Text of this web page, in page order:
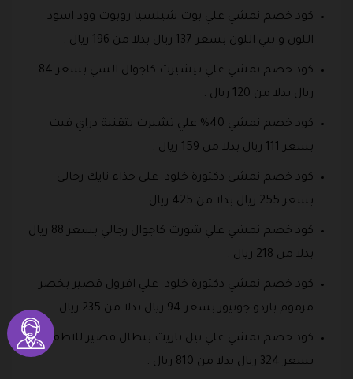
كود خصم نمشي علي بوت شيلسيا روبوت وود اسود
اللون و بني اللون بسعر 137 ريال بدلا من 196 ريال .
كود خصم نمشي علي تيشيرت كاجوال السي بسعر 84
ريال بدلا من 120 ريال .
كود خصم نمشي 40% علي تشيرت بتقنية دراي فيت
بسعر 111 ريال بدلا من 159 ريال .
كود خصم نمشي دكتورة خلود علي حذاء نايك رجالي
بسعر 255 ريال بدلا من 425 ريال .
كود خصم نمشي علي شورت كاجوال رجالي بسعر 88 ريال
بدلا من 218 ريال .
كود خصم نمشي دكتورة خلود علي افرول قصير بخصر
مزموم باردو جونيور بسعر 94 ريال بدلا من 235 ريال .
كود خصم نمشي علي نيل باريت بنطال قصير للاطفال
بسعر 324 ريال بدلا من 810 ريال .